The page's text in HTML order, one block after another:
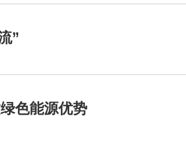
”
色能源优势